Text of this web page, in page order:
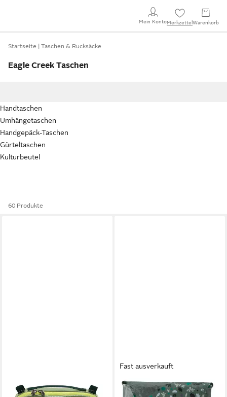
Mein KontoMerkzettel Warenkorb
Startseite Taschen & Rucksäcke
Eagle Creek Taschen
Handtaschen
Umhängetaschen
Handgepäck-Taschen
Gürteltaschen
Kulturbeutel
60 Produkte
EAGLE CREEK
Fast ausverkauft
EAGLE CREEK